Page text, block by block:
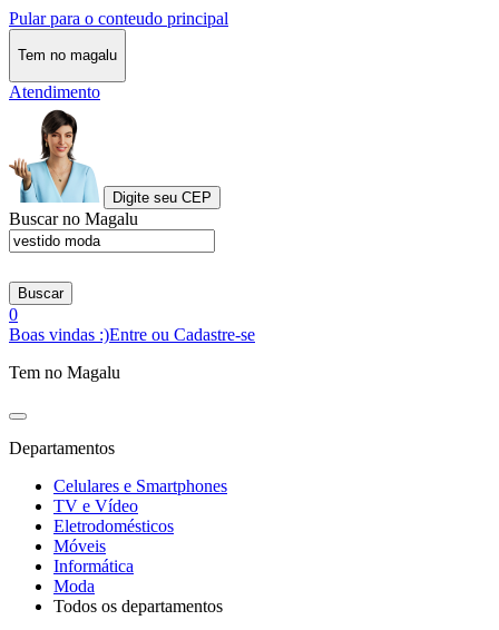
Pular para o conteudo principal
Tem no magalu
Atendimento
Digite seu CEP
Buscar no Magalu
Buscar
0
Boas vindas :)Entre ou Cadastre-se
Tem no Magalu
Departamentos
Celulares e Smartphones
TV e Vídeo
Eletrodomésticos
Móveis
Informática
Moda
Todos os departamentos